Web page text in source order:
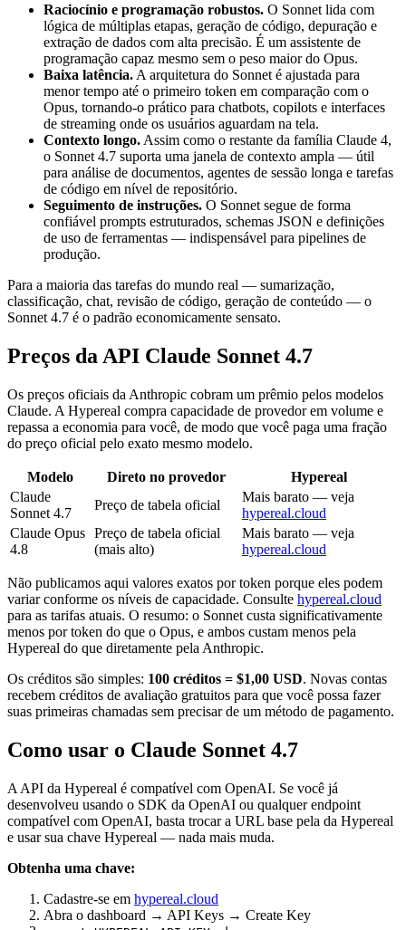
Raciocínio e programação robustos. O Sonnet lida com
lógica de múltiplas etapas, geração de código, depuração e
extração de dados com alta precisão. É um assistente de
programação capaz mesmo sem o peso maior do Opus.
Baixa latência. A arquitetura do Sonnet é ajustada para
menor tempo até o primeiro token em comparação com o
Opus, tornando-o prático para chatbots, copilots e interfaces
de streaming onde os usuários aguardam na tela.
Contexto longo. Assim como o restante da família Claude 4,
o Sonnet 4.7 suporta uma janela de contexto ampla — útil
para análise de documentos, agentes de sessão longa e tarefas
de código em nível de repositório.
Seguimento de instruções. O Sonnet segue de forma
confiável prompts estruturados, schemas JSON e definições
de uso de ferramentas — indispensável para pipelines de
produção.
Para a maioria das tarefas do mundo real — sumarização,
classificação, chat, revisão de código, geração de conteúdo — o
Sonnet 4.7 é o padrão economicamente sensato.
Preços da API Claude Sonnet 4.7
Os preços oficiais da Anthropic cobram um prêmio pelos modelos
Claude. A Hypereal compra capacidade de provedor em volume e
repassa a economia para você, de modo que você paga uma fração
do preço oficial pelo exato mesmo modelo.
Modelo Direto no provedor
Hypereal
Claude
Sonnet 4.7
Preço de tabela oficial
Mais barato — veja
hypereal.cloud
Claude Opus
4.8
Preço de tabela oficial
(mais alto)
Mais barato — veja
hypereal.cloud
Não publicamos aqui valores exatos por token porque eles podem
variar conforme os níveis de capacidade. Consulte hypereal.cloud
para as tarifas atuais. O resumo: o Sonnet custa significativamente
menos por token do que o Opus, e ambos custam menos pela
Hypereal do que diretamente pela Anthropic.
Os créditos são simples: 100 créditos = $1,00 USD. Novas contas
recebem créditos de avaliação gratuitos para que você possa fazer
suas primeiras chamadas sem precisar de um método de pagamento.
Como usar o Claude Sonnet 4.7
A API da Hypereal é compatível com OpenAI. Se você já
desenvolveu usando o SDK da OpenAI ou qualquer endpoint
compatível com OpenAI, basta trocar a URL base pela da Hypereal
e usar sua chave Hypereal — nada mais muda.
Obtenha uma chave:
Cadastre-se em hypereal.cloud
Abra o dashboard → API Keys → Create Key